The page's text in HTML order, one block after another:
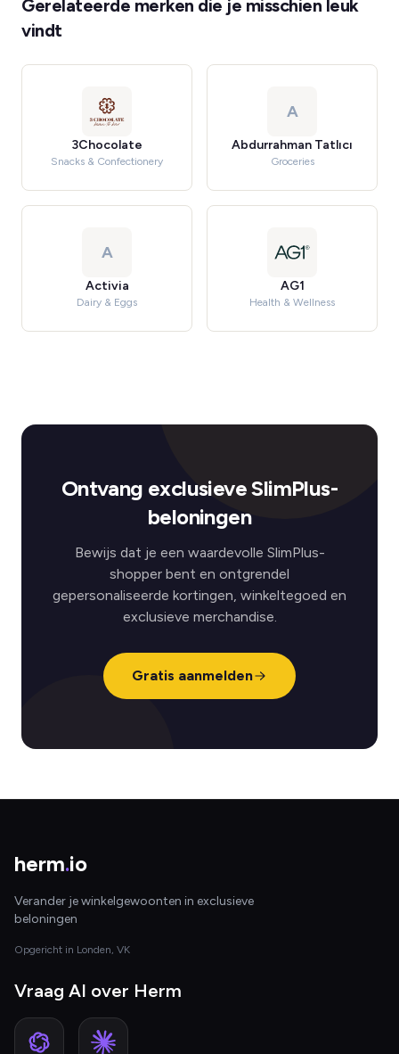
Gerelateerde merken die je misschien leuk
vindt
3Chocolate
Snacks & Confectionery
A
Abdurrahman Tatlıcı
Groceries
A
Activia
Dairy & Eggs
AG1
Health & Wellness
Ontvang exclusieve SlimPlus-
beloningen
Bewijs dat je een waardevolle SlimPlus-
shopper bent en ontgrendel
gepersonaliseerde kortingen, winkeltegoed en
exclusieve merchandise.
Gratis aanmelden
herm.io
Verander je winkelgewoonten in exclusieve
beloningen
Opgericht in Londen, VK
Vraag AI over Herm